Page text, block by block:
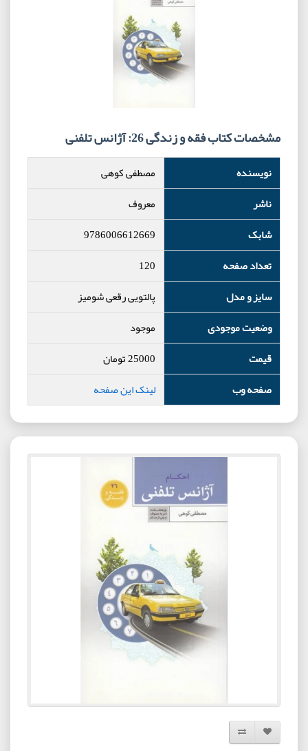
مشخصات کتاب فقه و زندگی 26: آژانس تلفنی
نویسنده
مصطفی کوهی
ناشر
معروف
شابک
9786006612669
تعداد صفحه
120
سایز و مدل
پالتویی رقعی شومیز
وضعیت موجودی
موجود
قیمت
25000تومان
صفحه وب
لینک این صفحه
افزودن به لیست دلخواه
مقایسه این محصول